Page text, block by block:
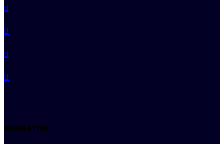
NEWSLETTER